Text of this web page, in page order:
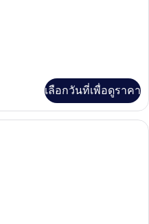
เลือกวันที่เพื่อดูราคา